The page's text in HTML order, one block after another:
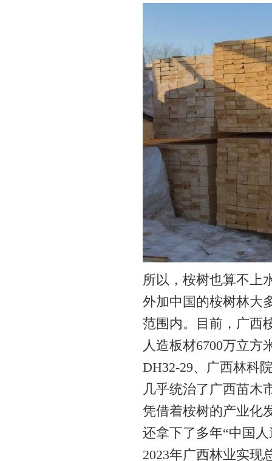
所以，桉树也算不上
外加中国的桉树林大
范围内。目前，广西
人造板材6700万立
DH32-29、广西林科
几乎统治了广西苗木
凭借着桉树的产业化
还拿下了多年“中国
2023年广西林业实现